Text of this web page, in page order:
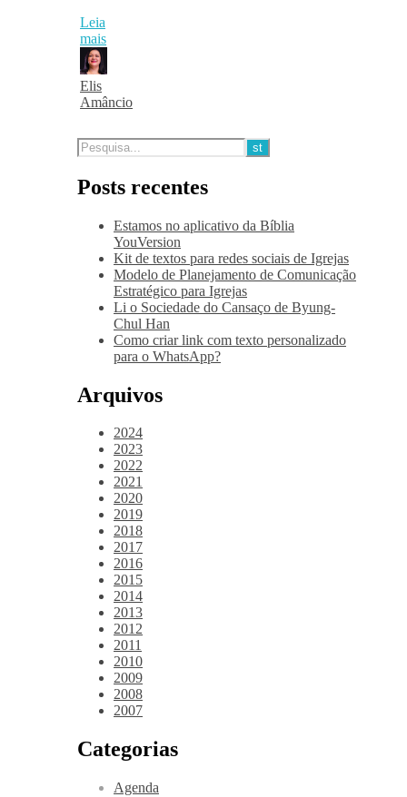
Leia
mais
Elis
Amâncio
Posts recentes
Estamos no aplicativo da Bíblia
YouVersion
Kit de textos para redes sociais de Igrejas
Modelo de Planejamento de Comunicação
Estratégico para Igrejas
Li o Sociedade do Cansaço de Byung-
Chul Han
Como criar link com texto personalizado
para o WhatsApp?
Arquivos
2024
2023
2022
2021
2020
2019
2018
2017
2016
2015
2014
2013
2012
2011
2010
2009
2008
2007
Categorias
Agenda